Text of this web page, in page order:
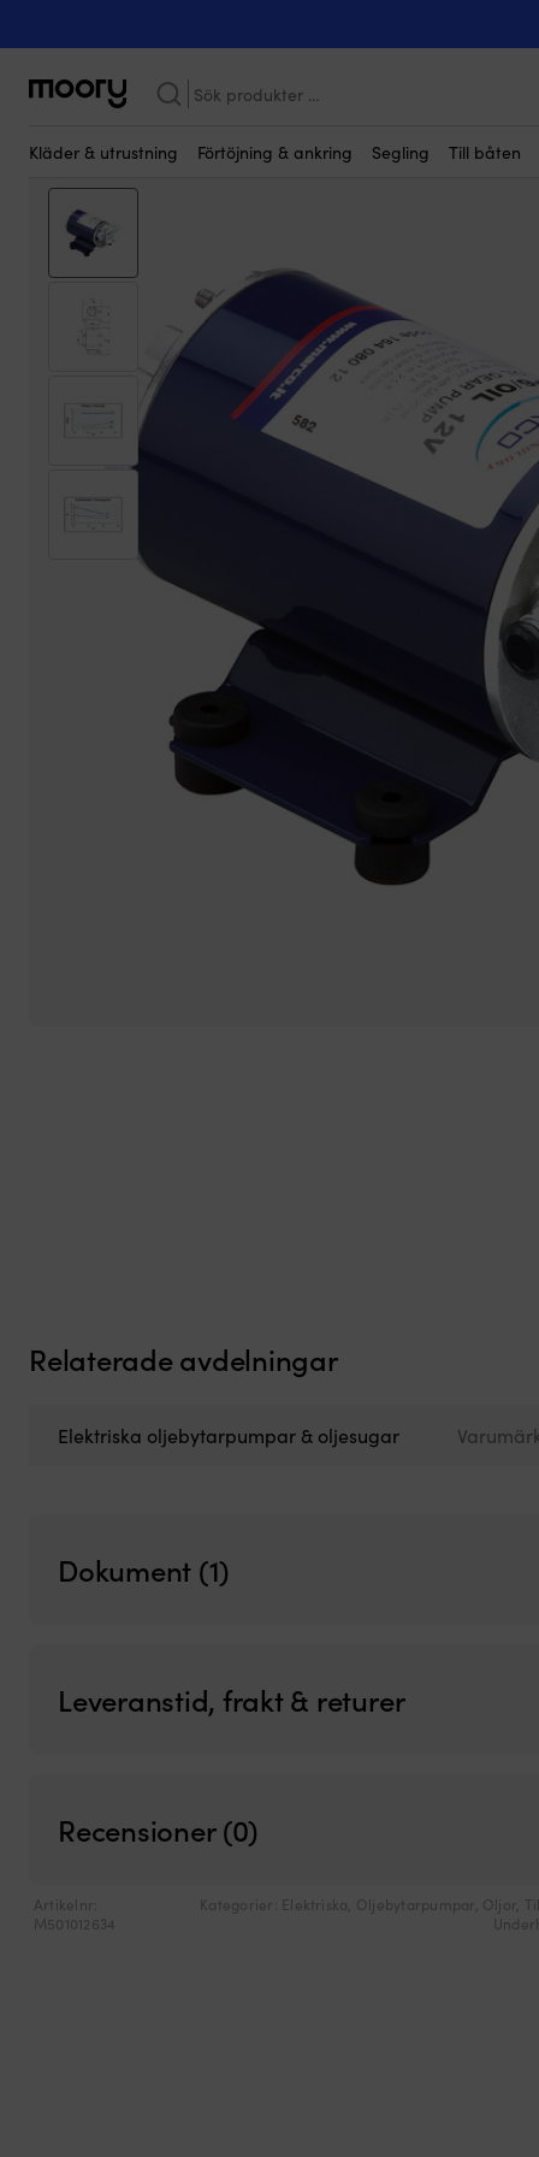
Sök
efter:
Kläder & utrustning Förtöjning & ankring Segling Till båten
Relaterade avdelningar
Elektriska oljebytarpumpar & oljesugar
Dokument (1)
Leveranstid, frakt & returer
Recensioner (0)
Artikelnr:
M501012634
Kategorier: Elektriska Oljebytarpumpar Oljor